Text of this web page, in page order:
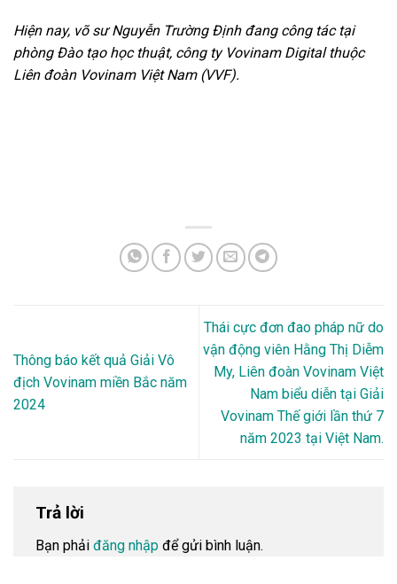
Hiện nay, võ sư Nguyễn Trường Định đang công tác tại
phòng Đào tạo học thuật, công ty Vovinam Digital thuộc
Liên đoàn Vovinam Việt Nam (VVF).
Thông báo kết quả Giải Vô
địch Vovinam miền Bắc năm
2024
Thái cực đơn đao pháp nữ do
vận động viên Hằng Thị Diễm
My, Liên đoàn Vovinam Việt
Nam biểu diễn tại Giải
Vovinam Thế giới lần thứ 7
năm 2023 tại Việt Nam.
Trả lời
Bạn phải đăng nhập để gửi bình luận.